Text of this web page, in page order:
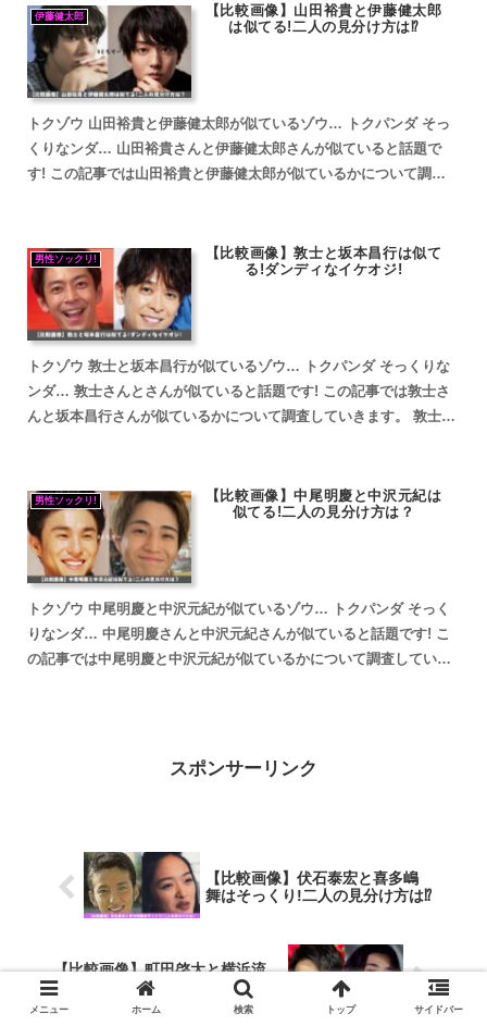
伊藤健太郎
【比較画像】山田裕貴と伊藤健太郎
は似てる!二人の見分け方は⁉
トクゾウ 山田裕貴と伊藤健太郎が似ているゾウ… トクパンダ そっ
くりなンダ… 山田裕貴さんと伊藤健太郎さんが似ていると話題で
す! この記事では山田裕貴と伊藤健太郎が似ているかについて調査
男性ソックリ!
【比較画像】敦士と坂本昌行は似て
る!ダンディなイケオジ!
トクゾウ 敦士と坂本昌行が似ているゾウ… トクパンダ そっくりな
ンダ… 敦士さんとさんが似ていると話題です! この記事では敦士さ
んと坂本昌行さんが似ているかについて調査していきます。 敦士と
男性ソックリ!
【比較画像】中尾明慶と中沢元紀は
似てる!二人の見分け方は？
トクゾウ 中尾明慶と中沢元紀が似ているゾウ… トクパンダ そっく
りなンダ… 中尾明慶さんと中沢元紀さんが似ていると話題です! こ
の記事では中尾明慶と中沢元紀が似ているかについて調査していき
スポンサーリンク
【比較画像】伏石泰宏と喜多嶋
舞はそっくり!二人の見分け方は⁉
【比較画像】町田啓太と横浜流
星は似てる!二人の見分け方は⁉
メニュー ホーム 検索 トップ サイドバー